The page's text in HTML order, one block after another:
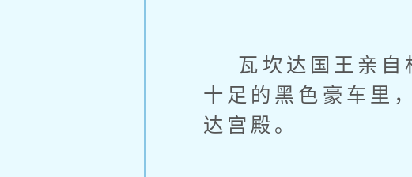
瓦坎达国王亲自
十足的黑色豪车里
达宫殿。